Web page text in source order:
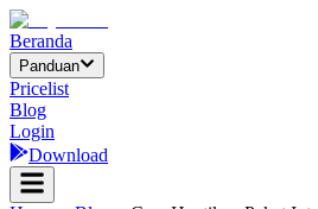
Beranda
Panduan
Pricelist
Blog
Login
Download